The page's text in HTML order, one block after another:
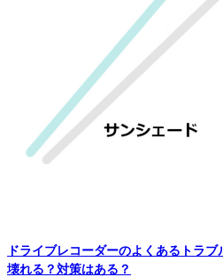
ドライブレコーダーのよくあるトラ
壊れる？対策はある？